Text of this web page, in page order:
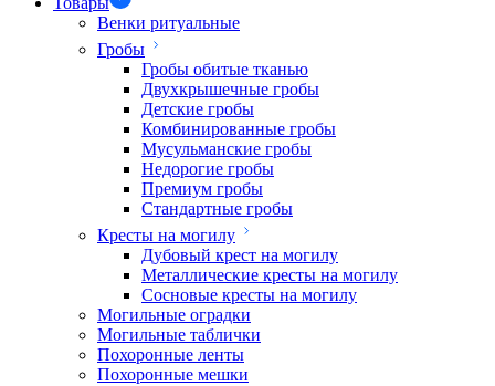
Венки ритуальные
Гробы
Гробы обитые тканью
Двухкрышечные гробы
Детские гробы
Комбинированные гробы
Мусульманские гробы
Недорогие гробы
Премиум гробы
Стандартные гробы
Кресты на могилу
Дубовый крест на могилу
Металлические кресты на могилу
Сосновые кресты на могилу
Могильные оградки
Могильные таблички
Похоронные ленты
Похоронные мешки